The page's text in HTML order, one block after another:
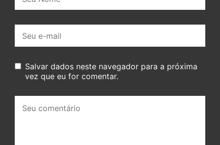
mail:
Salvar dados neste navegador para a próxima
vez que eu for comentar.
comentário: